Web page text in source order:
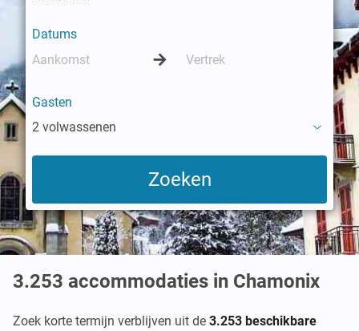
Datums
Gasten
2 volwassenen
3.253 accommodaties in Chamonix
Zoek korte termijn verblijven uit de 3.253 beschikbare